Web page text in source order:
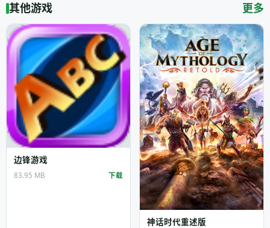
其他游戏 更多
边锋游戏
83.95 MB 下载
神话时代重述版